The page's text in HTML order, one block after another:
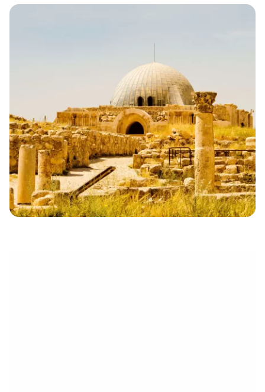
Continuar con Email